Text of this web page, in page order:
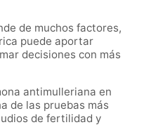
de muchos factores,
puede aportar
decisiones con más
antimulleriana en
de las pruebas más
de fertilidad y